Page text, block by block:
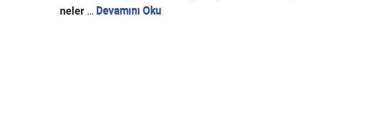
neler … Devamını Oku